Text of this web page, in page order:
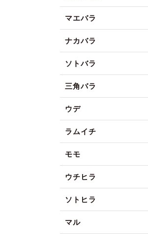
マエバラ
ナカバラ
ソトバラ
三角バラ
ウデ
ラムイチ
モモ
ウチヒラ
ソトヒラ
マル